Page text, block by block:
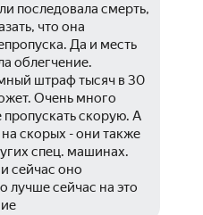
последовала смерть,
что она
Да и месть
облегчение.
штраф тысяч в 30
Очень много
пропускать скорую. А
на скорых - они также
спец. машинах.
сейчас оно
лучше сейчас на это